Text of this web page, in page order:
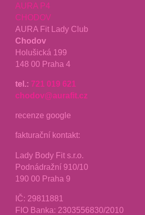
AURA P4
CHODOV
AURA Fit Lady Club
Chodov
Holušická 199
148 00 Praha 4
tel.: 721 019 621
chodov@aurafit.cz
recenze google
fakturační kontakt:
Lady Body Fit s.r.o.
Podnádražní 910/10
190 00 Praha 9
IČ: 29811881
FIO Banka: 2303556830/2010